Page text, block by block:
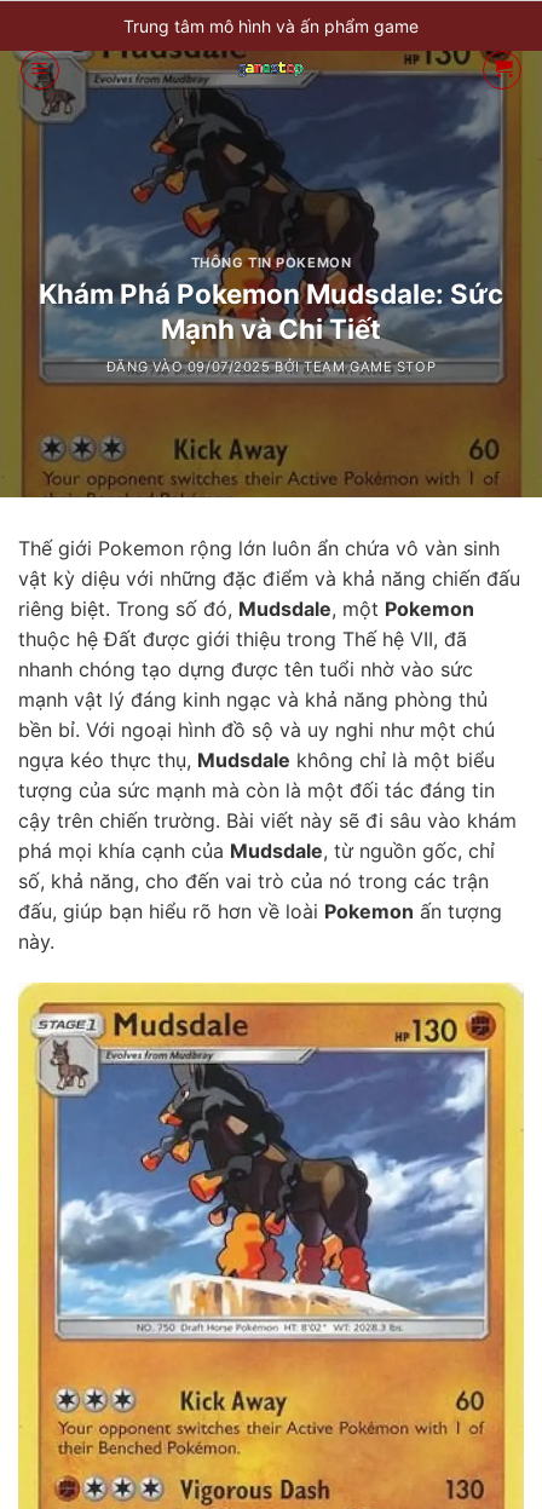
qua
nội
dung
Trung tâm mô hình và ấn phẩm game
THÔNG TIN POKEMON
Khám Phá Pokemon Mudsdale: Sức
Mạnh và Chi Tiết
ĐĂNG VÀO09/07/2025 BỞITEAM GAME STOP
Thế giới Pokemon rộng lớn luôn ẩn chứa vô vàn sinh
vật kỳ diệu với những đặc điểm và khả năng chiến đấu
riêng biệt. Trong số đó, Mudsdale, một Pokemon
thuộc hệ Đất được giới thiệu trong Thế hệ VII, đã
nhanh chóng tạo dựng được tên tuổi nhờ vào sức
mạnh vật lý đáng kinh ngạc và khả năng phòng thủ
bền bỉ. Với ngoại hình đồ sộ và uy nghi như một chú
ngựa kéo thực thụ, Mudsdale không chỉ là một biểu
tượng của sức mạnh mà còn là một đối tác đáng tin
cậy trên chiến trường. Bài viết này sẽ đi sâu vào khám
phá mọi khía cạnh của Mudsdale, từ nguồn gốc, chỉ
số, khả năng, cho đến vai trò của nó trong các trận
đấu, giúp bạn hiểu rõ hơn về loài Pokemon ấn tượng
này.